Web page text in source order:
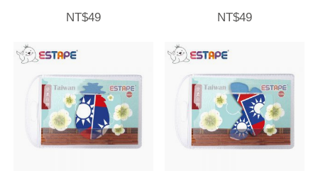
NT$49 NT$49